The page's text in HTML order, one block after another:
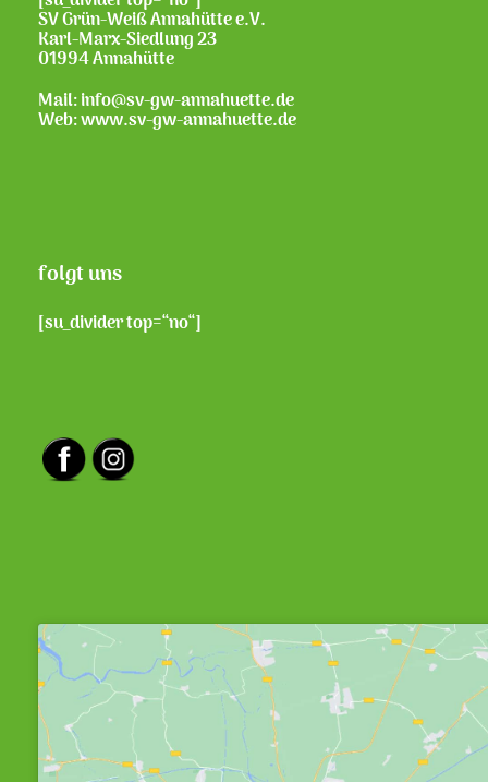
SV Grün-Weiß Annahütte e.V.
Karl-Marx-Siedlung 23
01994 Annahütte
Mail: info@sv-gw-annahuette.de
Web:www.sv-gw-annahuette.de
folgt uns
[su_divider top=“no“]